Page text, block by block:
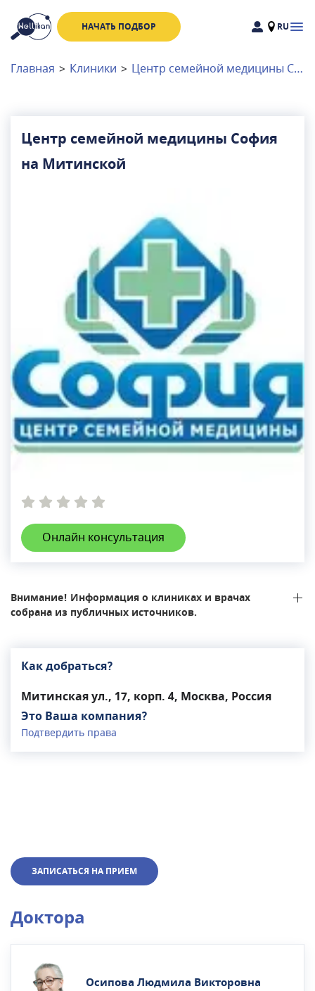
НАЧАТЬ ПОДБОР RU
Доктора
Клиники
Главная > Клиники > Центр семейной медицины София на Митинской
Центр семейной медицины София
на Митинской
Онлайн консультация
Внимание! Информация о клиниках и врачах
собрана из публичных источников.
Как добраться?
Митинская ул., 17, корп. 4, Москва, Россия
Это Ваша компания?
Подтвердить права
ЗАПИСАТЬСЯ НА ПРИЕМ
Доктора
Осипова Людмила Викторовна